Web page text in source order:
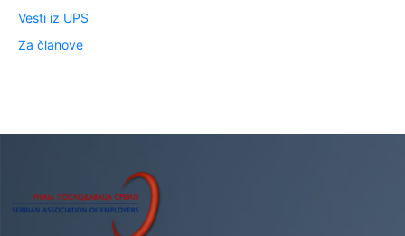
Vesti iz UPS
Za članove